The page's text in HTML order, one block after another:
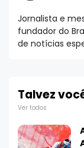
Jornalista e
fundador do
de notícias
Talvez
Ver todos